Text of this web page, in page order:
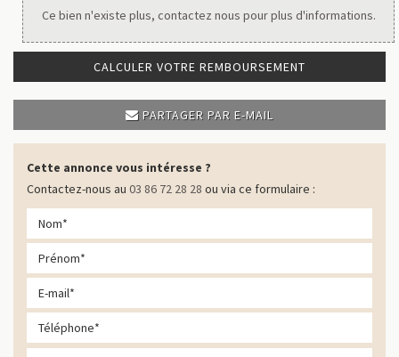
Ce bien n'existe plus, contactez nous pour plus d'informations.
CALCULER VOTRE REMBOURSEMENT
PARTAGER PAR E-MAIL
Cette annonce vous intéresse ?
Contactez-nous au 03 86 72 28 28 ou via ce formulaire :